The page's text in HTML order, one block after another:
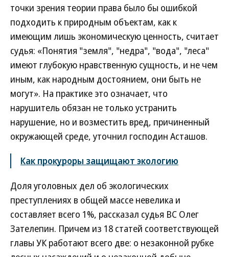
точки зрения теории права было бы ошибкой
подходить к природным объектам, как к
имеющим лишь экономическую ценность, считает
судья: «Понятия "земля", "недра", "вода", "леса"
имеют глубокую нравственную сущность, и не чем
иным, как народным достоянием, они быть не
могут». На практике это означает, что
нарушитель обязан не только устранить
нарушение, но и возместить вред, причиненный
окружающей среде, уточнил господин Асташов.
Как прокуроры защищают экологию
Доля уголовных дел об экологических
преступлениях в общей массе невелика и
составляет всего 1%, рассказал судья ВС Олег
Зателепин. Причем из 18 статей соответствующей
главы УК работают всего две: о незаконной рубке